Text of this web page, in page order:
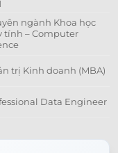
ngành Khoa học
tính – Computer
trị Kinh doanh (MBA)
Data Engineer